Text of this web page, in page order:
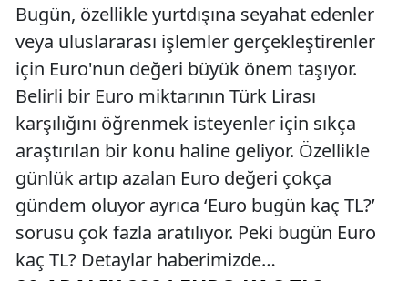
Bugün, özellikle yurtdışına seyahat edenler
veya uluslararası işlemler gerçekleştirenler
için Euro'nun değeri büyük önem taşıyor.
Belirli bir Euro miktarının Türk Lirası
karşılığını öğrenmek isteyenler için sıkça
araştırılan bir konu haline geliyor. Özellikle
günlük artıp azalan Euro değeri çokça
gündem oluyor ayrıca ‘Euro bugün kaç TL?’
sorusu çok fazla aratılıyor. Peki bugün Euro
kaç TL? Detaylar haberimizde…